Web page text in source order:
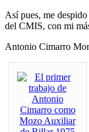
Así pues, me
del CMIS, con mi
Antonio Cimarro